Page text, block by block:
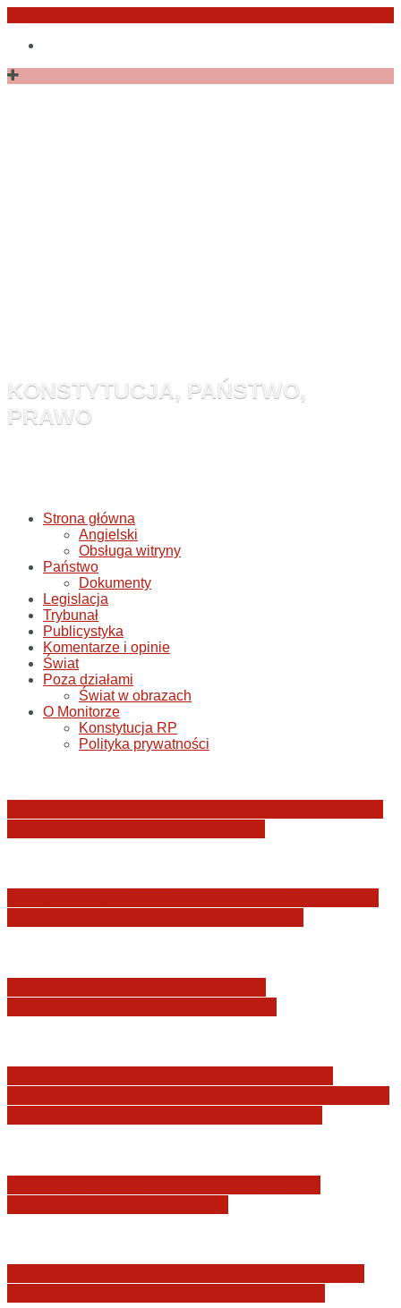
Przejdź
treści
KONSTYTUCJA, PAŃSTWO,
PRAWO
Strona główna
Angielski
Obsługa witryny
Państwo
Dokumenty
Legislacja
Trybunał
Publicystyka
Komentarze i opinie
Świat
Poza działami
Świat w obrazach
O Monitorze
Konstytucja RP
Polityka prywatności